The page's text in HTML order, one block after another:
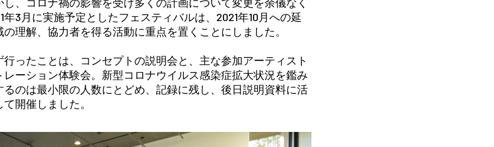
年3月に実施予定としたフェスティバルは、2021年10月への延
理解、協力者を得る活動に重点を置くことにしました。
行ったことは、コンセプトの説明会と、主な参加アーティスト
レーション体験会。新型コロナウイルス感染症拡大状況を鑑み
るのは最小限の人数にとどめ、記録に残し、後日説明資料に活
開催しました。